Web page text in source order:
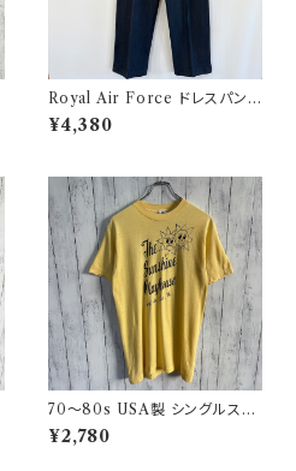
Royal Air Force ドレスパンツ
イギリス軍 スラックス ミリタリ
ーパンツ 8
¥4,380
70〜80s USA製 シングルステ
ッチT ヴィンテージTシャツ
¥2,780